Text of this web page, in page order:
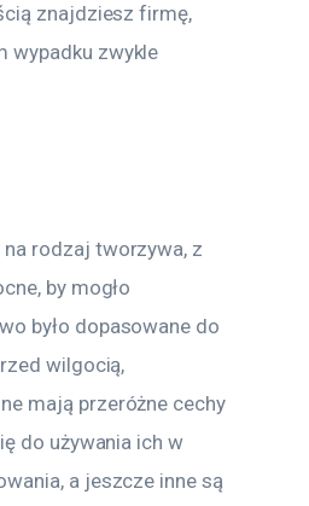
znajdziesz firmę,
wypadku zwykle
rodzaj tworzywa, z
by mogło
było dopasowane do
wilgocią,
mają przeróżne cechy
do używania ich w
a jeszcze inne są